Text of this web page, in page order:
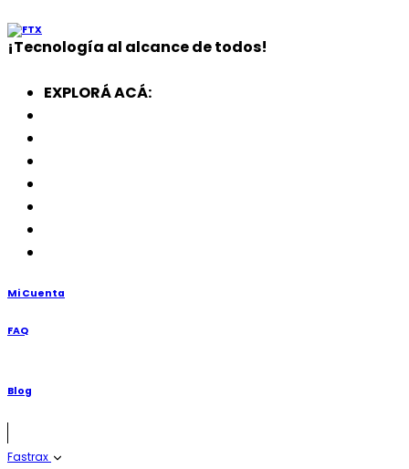
¡Tecnología al alcance de todos!
EXPLORÁ ACÁ:
Mi Cuenta
FAQ
Blog
Fastrax